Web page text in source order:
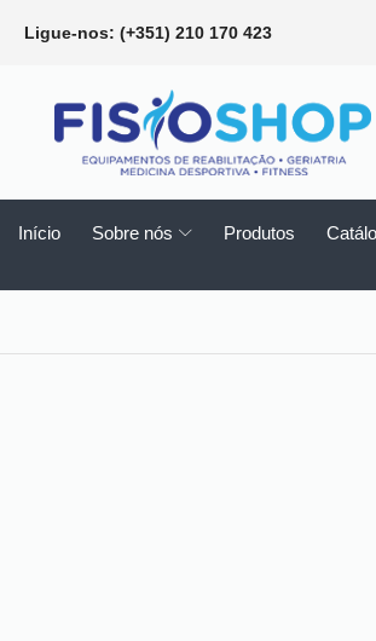
Ligue-nos: (+351) 210 170 423
Início Sobre nós Produtos